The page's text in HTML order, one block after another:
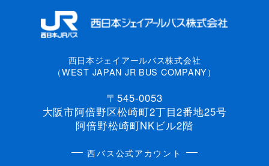
西日本ジェイアールバス株式会社
（WEST JAPAN JR BUS COMPANY）
〒545-0053
大阪市阿倍野区松崎町2丁目2番地25号
阿倍野松崎町NKビル2階
西バス公式アカウント